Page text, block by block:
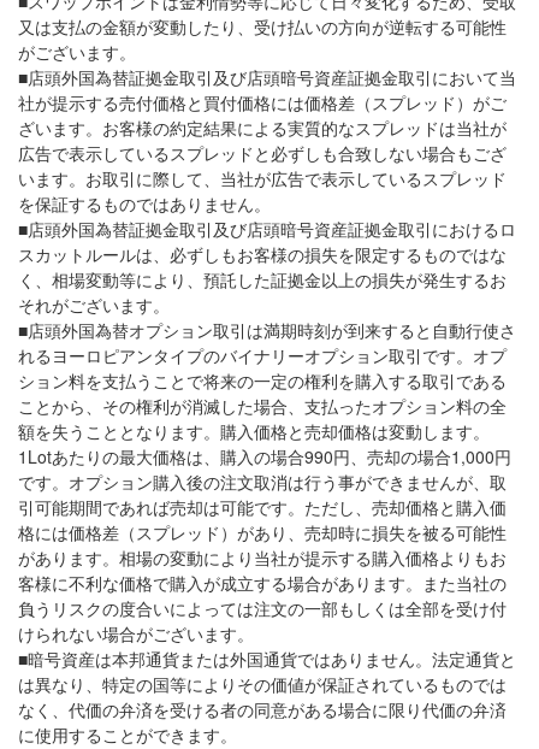
又は支払の金額が変動したり、受け払いの方向が逆転する可能性
がございます。
■店頭外国為替証拠金取引及び店頭暗号資産証拠金取引において当
社が提示する売付価格と買付価格には価格差（スプレッド）がご
ざいます。お客様の約定結果による実質的なスプレッドは当社が
広告で表示しているスプレッドと必ずしも合致しない場合もござ
います。お取引に際して、当社が広告で表示しているスプレッド
を保証するものではありません。
■店頭外国為替証拠金取引及び店頭暗号資産証拠金取引におけるロ
スカットルールは、必ずしもお客様の損失を限定するものではな
く、相場変動等により、預託した証拠金以上の損失が発生するお
それがございます。
■店頭外国為替オプション取引は満期時刻が到来すると自動行使さ
れるヨーロピアンタイプのバイナリーオプション取引です。オプ
ション料を支払うことで将来の一定の権利を購入する取引である
ことから、その権利が消滅した場合、支払ったオプション料の全
額を失うこととなります。購入価格と売却価格は変動します。
1Lotあたりの最大価格は、購入の場合990円、売却の場合1,000円
です。オプション購入後の注文取消は行う事ができませんが、取
引可能期間であれば売却は可能です。ただし、売却価格と購入価
格には価格差（スプレッド）があり、売却時に損失を被る可能性
があります。相場の変動により当社が提示する購入価格よりもお
客様に不利な価格で購入が成立する場合があります。また当社の
負うリスクの度合いによっては注文の一部もしくは全部を受け付
けられない場合がございます。
■暗号資産は本邦通貨または外国通貨ではありません。法定通貨と
は異なり、特定の国等によりその価値が保証されているものでは
なく、代価の弁済を受ける者の同意がある場合に限り代価の弁済
に使用することができます。